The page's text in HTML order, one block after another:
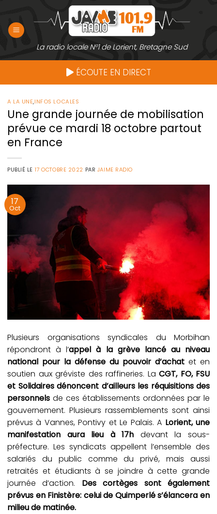
contenu
La radio locale N°1 de Lorient, Bretagne Sud
ÉCOUTE EN DIRECT
A LA UNE,INFOS LOCALES
Une grande journée de mobilisation
prévue ce mardi 18 octobre partout
en France
PUBLIÉ LE 17 OCTOBRE 2022 PAR JAIME RADIO
17
Oct
Plusieurs organisations syndicales du Morbihan
répondront à l’appel à la grève lancé au niveau
national pour la défense du pouvoir d’achat et en
soutien aux gréviste des raffineries. La CGT, FO, FSU
et Solidaires dénoncent d’ailleurs les réquisitions des
personnels de ces établissements ordonnées par le
gouvernement. Plusieurs rassemblements sont ainsi
prévus à Vannes, Pontivy et Le Palais. A Lorient, une
manifestation aura lieu à 17h devant la sous-
préfecture. Les syndicats appellent l’ensemble des
salariés du public comme du privé, mais aussi
retraités et étudiants à se joindre à cette grande
journée d’action. Des cortèges sont également
prévus en Finistère: celui de Quimperlé s’élancera en
milieu de matinée.